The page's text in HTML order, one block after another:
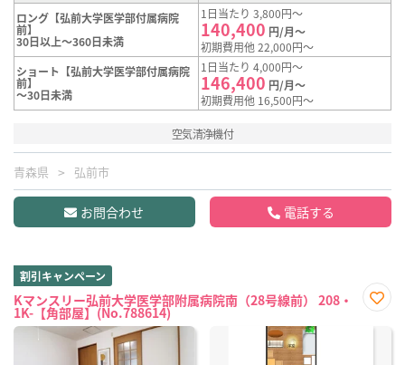
ロング【弘前大学医学部付属病院
前】
30日以上～360日未満
1日当たり 3,800円～
140,400 円/月～
初期費用他 22,000円～
ショート【弘前大学医学部付属病院
前】
～30日未満
1日当たり 4,000円～
146,400 円/月～
初期費用他 16,500円～
空気清浄機付
青森県 弘前市
お問合わせ 電話する
割引キャンペーン
Kマンスリー弘前大学医学部附属病院南（28号線前） 208・
1K-【角部屋】(No.788614)
に入